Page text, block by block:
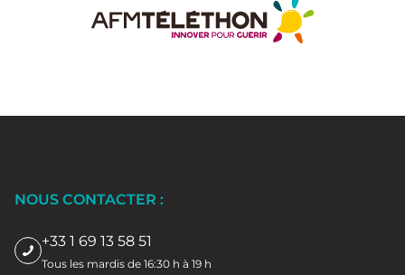
NOUS CONTACTER :
+33 1 69 13 58 51
Tous les mardis de 16:30 h à 19 h